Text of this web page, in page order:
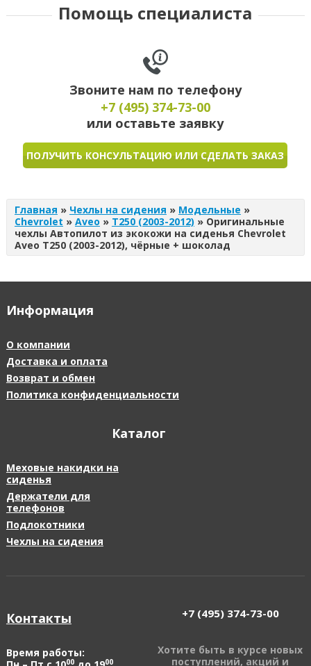
Помощь специалиста
Звоните нам по телефону
+7 (495) 374-73-00
или оставьте заявку
ПОЛУЧИТЬ КОНСУЛЬТАЦИЮ ИЛИ СДЕЛАТЬ ЗАКАЗ
Главная » Чехлы на сидения » Модельные »
Chevrolet » Aveo » T250 (2003-2012) » Оригинальные
чехлы Автопилот из экокожи на сиденья Chevrolet
Aveo T250 (2003-2012), чёрные + шоколад
Информация
О компании
Доставка и оплата
Возврат и обмен
Политика конфиденциальности
Каталог
Меховые накидки на
сиденья
Держатели для
телефонов
Подлокотники
Чехлы на сидения
Контакты
Время работы:
00 00
+7 (495) 374-73-00
Хотите быть в курсе новых
поступлений, акций и